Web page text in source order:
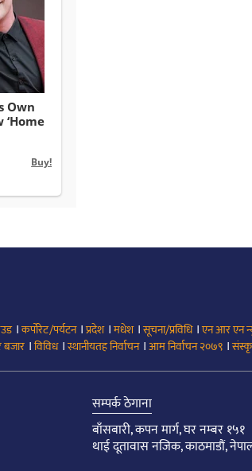
।कर्पोरेट/पर्यटन।प्रदेश।मधेश।सूचना/प्रविधि।एन आर एन
।विविध।स्थानीयतह निर्वाचन।आम निर्वाचन २०७९ ।
सम्पर्क ठेगाना
बाँसबारी, कपन मार्ग, घर नम्बर १५१
थाई दूतावास नजिक, काठमाडौं,